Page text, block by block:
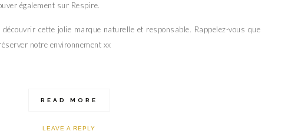
également sur Respire.
découvrir cette jolie marque naturelle et responsable. Rappelez-vous que
notre environnement xx
READ MORE
LEAVE A REPLY